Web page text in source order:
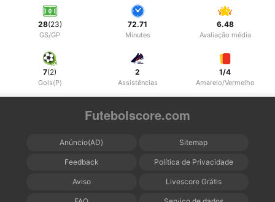
28(23)
GS/GP
72.71
Minutes
6.48
Avaliação média
7(2)
Gols(P)
2
Assistências
1/4
Amarelo/Vermelho
Futebolscore.com
Anúncio(AD) Sitemap
Feedback Política de Privacidade
Aviso Livescore Grátis